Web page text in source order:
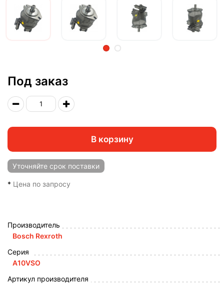
Под заказ
В корзину
Уточняйте срок поставки
* Цена по запросу
Производитель
Bosch Rexroth
Серия
A10VSO
Артикул производителя